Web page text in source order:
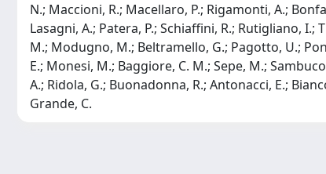
N.; Maccioni, R.; Macellaro, P.; Rigamonti, A.;
Lasagni, A.; Patera, P.; Schiaffini, R.; Rutigliano, I.;
M.; Modugno, M.; Beltramello, G.; Pagotto, U.;
E.; Monesi, M.; Baggiore, C. M.; Sepe, M.;
A.; Ridola, G.; Buonadonna, R.; Antonacci, E.;
Grande, C.